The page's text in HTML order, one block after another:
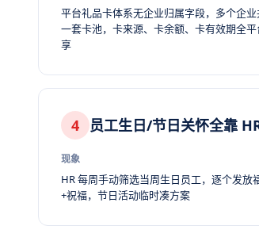
平台礼品卡体系无企业归属字段，多个企业
一套卡池，卡来源、卡余额、卡有效期全
享
4 员工生日/节日关怀全靠
现象
HR 每周手动筛选当周生日员工，逐个发放
+祝福，节日活动临时凑方案